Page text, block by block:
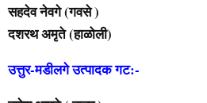
सहदेव नेवगे (गवसे )
दशरथ अमृते (हाळोली)
उत्तुर-मडीलगे उत्पादक गट:-